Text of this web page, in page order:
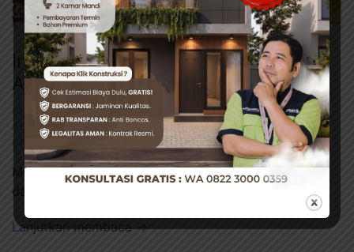
Inovasi Terbaru Jendela Pintu
Aluminium Tahan Karat
BLOG, JASA ANTI RAYAP,
JASA PEMASANGAN KUSEN
ALUMINIUM,JASA RENOVASI RUMAH,JASA TUKANG
BANGUNAN
KONTRAKTOR · SEPTEMBER 4, 2025
Memilih material untuk bukaan rumah seperti jendela
dan pintu adalah …
Lanjutkan membaca →